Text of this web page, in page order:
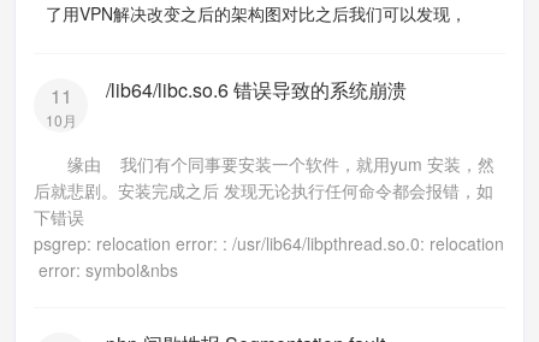
了用VPN解决改变之后的架构图对比之后我们可以发现，
11
10月
/lib64/libc.so.6 错误导致的系统崩溃
缘由 我们有个同事要安装一个软件，就用yum 安装，然
后就悲剧。安装完成之后 发现无论执行任何命令都会报错，如
下错误
psgrep: relocation error: : /usr/lib64/libpthread.so.0: relocation
error: symbol&nbs